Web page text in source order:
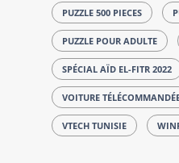
PUZZLE 500 PIECES
PUZZLE POUR ADULTE
SPÉCIAL AÏD EL-FITR 2022
VOITURE
VTECH TUNISIE